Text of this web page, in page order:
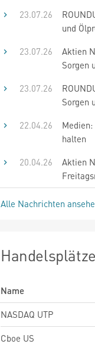
23.07.26
und
23.07.26
Aktien
Sorgen
23.07.26
Sorgen
22.04.26
halten
20.04.26
Aktien
Alle Nachrichten
Handelsplätze
Name
NASDAQ UTP
Cboe US